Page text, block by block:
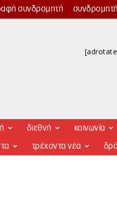
συνδρομητή
διεθνή κοινωνία
τρέχοντα νέα